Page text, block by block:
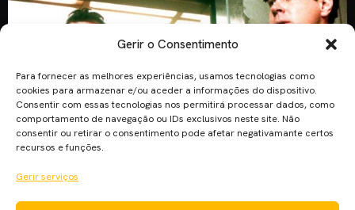
Gerir o Consentimento
Para fornecer as melhores experiências, usamos tecnologias como
cookies para armazenar e/ou aceder a informações do dispositivo.
Consentir com essas tecnologias nos permitirá processar dados, como
comportamento de navegação ou IDs exclusivos neste site. Não
consentir ou retirar o consentimento pode afetar negativamante certos
recursos e funções.
Gerir serviços